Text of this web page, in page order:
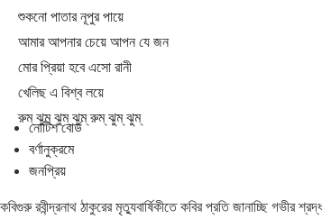
শুকনো পাতার নূপুর পায়ে
আমার আপনার চেয়ে আপন যে জন
মোর প্রিয়া হবে এসো রানী
খেলিছ এ বিশ্ব লয়ে
রুম্ ঝুম্ ঝুম্ ঝুম্ রুম্ ঝুম্ ঝুম্
নোটিশ বোর্ড
বর্ণানুক্রমে
জনপ্রিয়
কবিগুরু রবীন্দ্রনাথ ঠাকুরের মৃত্যুবার্ষিকীতে কবির প্রতি জানাচ্ছি গভীর